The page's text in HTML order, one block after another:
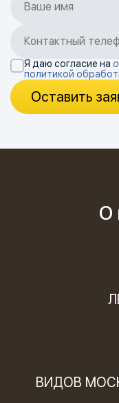
Я даю согласие на
политикой
Оставить
О
ВИДОВ